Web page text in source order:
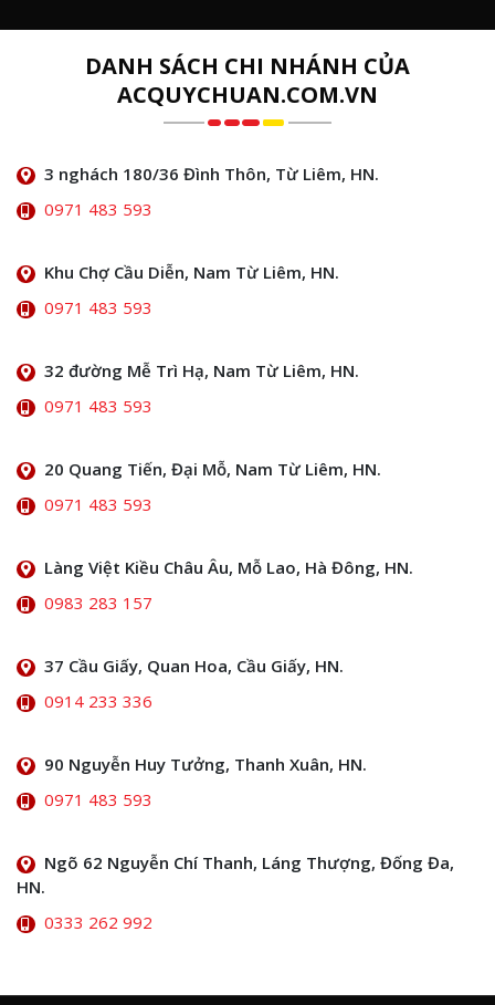
DANH SÁCH CHI NHÁNH CỦA
ACQUYCHUAN.COM.VN
3 nghách 180/36 Đình Thôn, Từ Liêm, HN.
0971 483 593
Khu Chợ Cầu Diễn, Nam Từ Liêm, HN.
0971 483 593
32 đường Mễ Trì Hạ, Nam Từ Liêm, HN.
0971 483 593
20 Quang Tiến, Đại Mỗ, Nam Từ Liêm, HN.
0971 483 593
Làng Việt Kiều Châu Âu, Mỗ Lao, Hà Đông, HN.
0983 283 157
37 Cầu Giấy, Quan Hoa, Cầu Giấy, HN.
0914 233 336
90 Nguyễn Huy Tưởng, Thanh Xuân, HN.
0971 483 593
Ngõ 62 Nguyễn Chí Thanh, Láng Thượng, Đống Đa,
HN.
0333 262 992